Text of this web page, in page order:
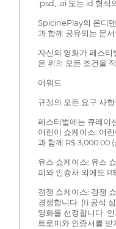
.psd, .ai 또는.id 형식
SpicinePlay의 온디맨
과 함께 공유되는 문
자신의 영화가 페스
은 위의 모든 조건을
어워드
규정의 모든 요구 사
페스티벌에는 큐레이
어린이 쇼케이스: 어
과 함께 R$ 3,000.00
유스 쇼케이스: 유스
피와 인증서 외에도
경쟁 쇼케이스: 경쟁
경쟁합니다. (I) 공식
영화를 선정합니다.
트로피와 인증서를